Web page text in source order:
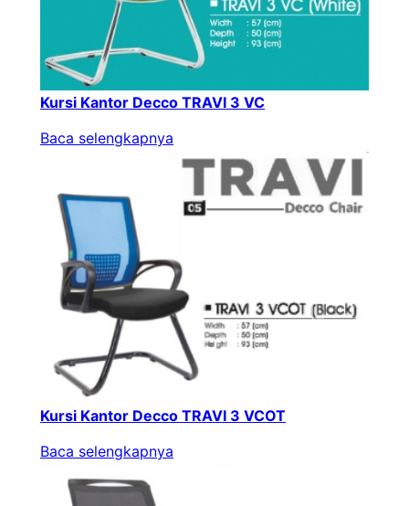
Kursi Kantor Decco TRAVI 3 VC
Baca selengkapnya
Kursi Kantor Decco TRAVI 3 VCOT
Baca selengkapnya